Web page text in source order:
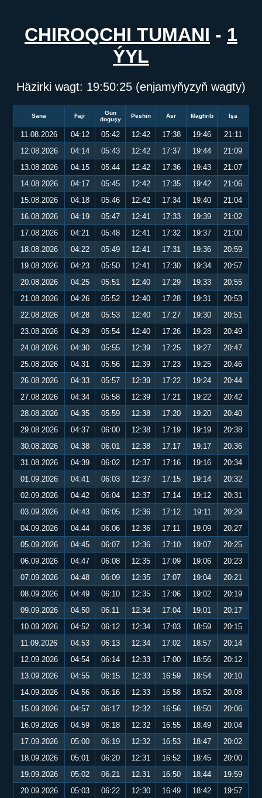
CHIROQCHI TUMANI - 1
ÝYL
Häzirki wagt: 19:50:26 (enjamyňyzyň wagty)
Sana Fajr
Gün
doguşy
Peshin Asr Maghrib Işa
11.08.2026 04:12 05:42 12:42 17:38 19:46
21:11
12.08.2026
04:14 05:43 12:42 17:37 19:44
21:09
13.08.2026
04:15 05:44 12:42 17:36 19:43
21:07
14.08.2026
04:17 05:45 12:42 17:35 19:42
21:06
15.08.2026
04:18 05:46 12:42 17:34 19:40
21:04
16.08.2026
04:19 05:47 12:41 17:33 19:39
21:02
17.08.2026
04:21 05:48 12:41 17:32 19:37
21:00
18.08.2026
04:22 05:49 12:41 17:31 19:36
20:59
19.08.2026
04:23 05:50 12:41 17:30 19:34
20:57
20.08.2026
04:25 05:51 12:40 17:29 19:33
20:55
21.08.2026
04:26 05:52 12:40 17:28 19:31
20:53
22.08.2026
04:28 05:53 12:40 17:27 19:30
20:51
23.08.2026
04:29 05:54 12:40 17:26 19:28
20:49
24.08.2026
04:30 05:55 12:39 17:25 19:27
20:47
25.08.2026
04:31 05:56 12:39 17:23 19:25
20:46
26.08.2026
04:33 05:57 12:39 17:22 19:24
20:44
27.08.2026
04:34 05:58 12:39 17:21 19:22
20:42
28.08.2026
04:35 05:59 12:38 17:20 19:20
20:40
29.08.2026
04:37 06:00 12:38 17:19 19:19
20:38
30.08.2026
04:38 06:01 12:38 17:17 19:17
20:36
31.08.2026
04:39 06:02 12:37 17:16 19:16
20:34
01.09.2026
04:41 06:03 12:37 17:15 19:14
20:32
02.09.2026
04:42 06:04 12:37 17:14 19:12
20:31
03.09.2026
04:43 06:05 12:36 17:12 19:11
20:29
04.09.2026
04:44 06:06 12:36 17:11 19:09
20:27
05.09.2026
04:45 06:07 12:36 17:10 19:07
20:25
06.09.2026
04:47 06:08 12:35 17:09 19:06
20:23
07.09.2026
04:48 06:09 12:35 17:07 19:04
20:21
08.09.2026
04:49 06:10 12:35 17:06 19:02
20:19
09.09.2026
04:50 06:11 12:34 17:04 19:01
20:17
10.09.2026
04:52 06:12 12:34 17:03 18:59
20:15
11.09.2026
04:53 06:13 12:34 17:02 18:57
20:14
12.09.2026
04:54 06:14 12:33 17:00 18:56
20:12
13.09.2026
04:55 06:15 12:33 16:59 18:54
20:10
14.09.2026
04:56 06:16 12:33 16:58 18:52
20:08
15.09.2026
04:57 06:17 12:32 16:56 18:50
20:06
16.09.2026
04:59 06:18 12:32 16:55 18:49
20:04
17.09.2026
05:00 06:19 12:32 16:53 18:47
20:02
18.09.2026
05:01 06:20 12:31 16:52 18:45
20:00
19.09.2026
05:02 06:21 12:31 16:50 18:44
19:59
20.09.2026
05:03 06:22 12:30 16:49 18:42
19:57